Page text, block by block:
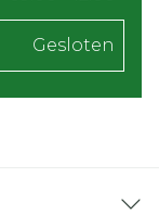
Gesloten